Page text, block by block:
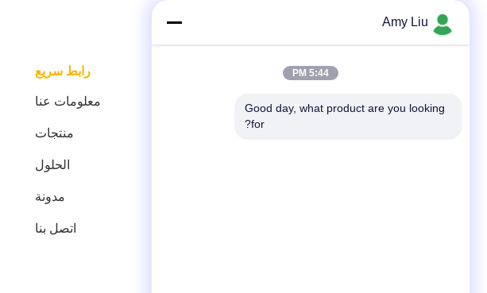
رابط سريع
معلومات عنا
منتجات
الحلول
مدونة
اتصل بنا
Amy Liu
5:44 PM
Good day, what product are you looking
for?